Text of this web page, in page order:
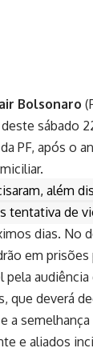
Bolsonaro
sábado
PF, após o
além
tentativa de
dias. No
em prisões
pela
que deverá
a
e aliados